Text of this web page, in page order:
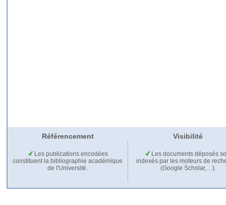
Référencement Visibilité
Les publications encodées
constituent la bibliographie académique
de l'Université.
Les documents déposés
indexés par les moteurs de
(Google Scholar,…).